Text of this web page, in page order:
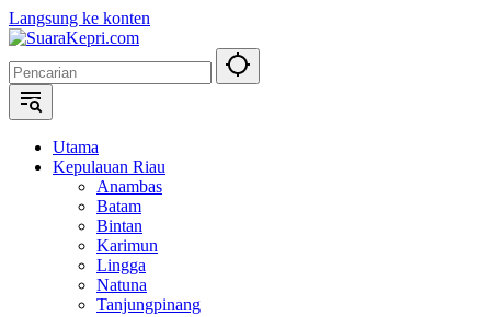
Langsung ke konten
Utama
Kepulauan Riau
Anambas
Batam
Bintan
Karimun
Lingga
Natuna
Tanjungpinang